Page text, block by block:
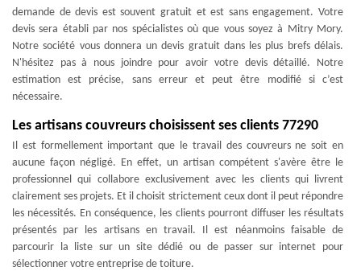
demande de devis est souvent gratuit et est sans engagement. Votre
devis sera établi par nos spécialistes où que vous soyez à Mitry Mory.
Notre société vous donnera un devis gratuit dans les plus brefs délais.
N'hésitez pas à nous joindre pour avoir votre devis détaillé. Notre
estimation est précise, sans erreur et peut être modifié si c’est
nécessaire.
Les artisans couvreurs choisissent ses clients 77290
Il est formellement important que le travail des couvreurs ne soit en
aucune façon négligé. En effet, un artisan compétent s'avère être le
professionnel qui collabore exclusivement avec les clients qui livrent
clairement ses projets. Et il choisit strictement ceux dont il peut répondre
les nécessités. En conséquence, les clients pourront diffuser les résultats
présentés par les artisans en travail. Il est néanmoins faisable de
parcourir la liste sur un site dédié ou de passer sur internet pour
sélectionner votre entreprise de toiture.